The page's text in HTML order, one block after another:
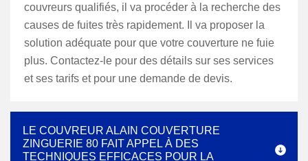
couvreurs qualifiés, il va procéder à la recherche des
causes de fuites très rapidement. Il va proposer la
solution adéquate pour que votre couverture ne fuie
plus. Contactez-le pour des détails sur ses services
et ses tarifs et pour une demande de devis.
LE COUVREUR ALAIN COUVERTURE
ZINGUERIE 80 FAIT APPEL À DES
TECHNIQUES EFFICACES POUR LA